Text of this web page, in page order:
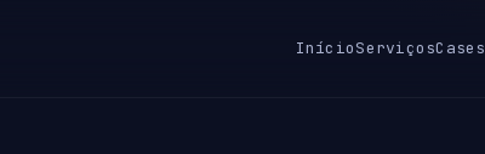
InícioServiçosCases